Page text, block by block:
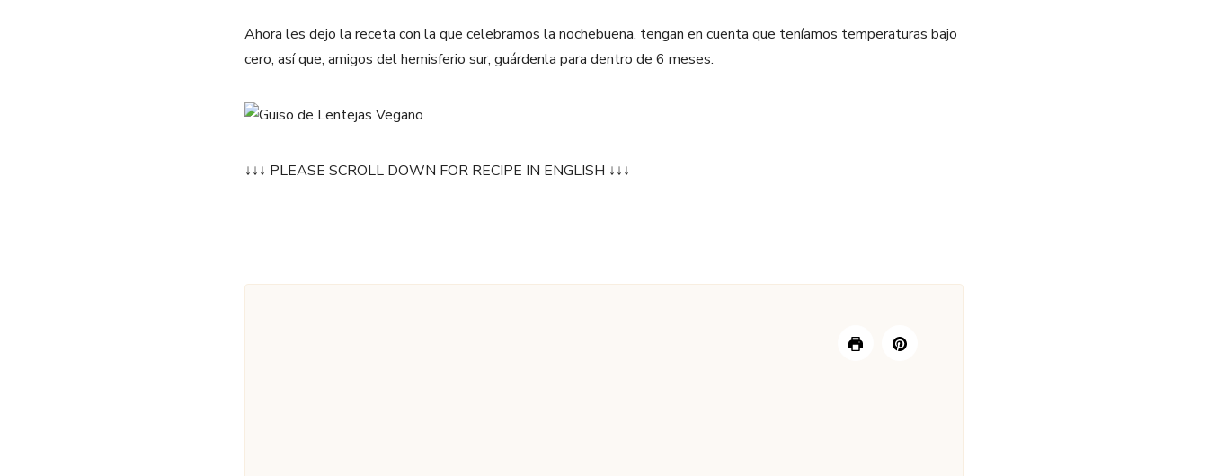
Ahora les dejo la receta con la que celebramos la nochebuena, tengan en cuenta que teníamos temperaturas bajo
cero, así que, amigos del hemisferio sur, guárdenla para dentro de 6 meses.
↓↓↓ PLEASE SCROLL DOWN FOR RECIPE IN ENGLISH ↓↓↓